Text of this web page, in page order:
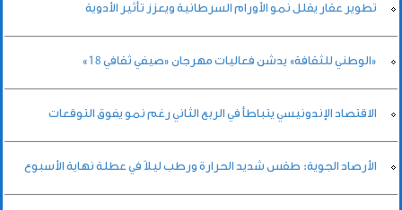
تطوير عقار يقلل نمو الأورام السرطانية ويعزز تأثير الأدوية
«الوطني للثقافة» يدشن فعاليات مهرجان «صيفي ثقافي 18»
الاقتصاد الإندونيسي يتباطأ في الربع الثاني رغم نمو يفوق التوقعات
الأرصاد الجوية: طقس شديد الحرارة ورطب ليلاً في عطلة نهاية الأسبوع